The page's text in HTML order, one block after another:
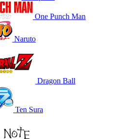
One Punch Man
Naruto
Dragon Ball
Ten Sura